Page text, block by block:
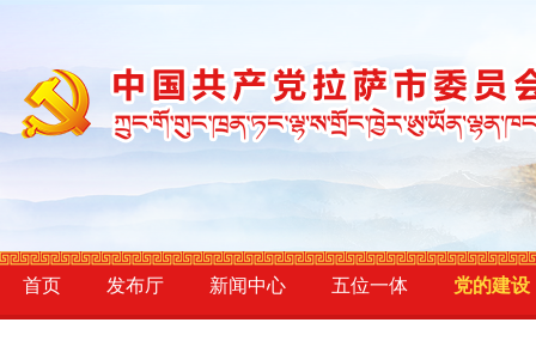
首页 发布厅 新闻中心 五位一体 党的建设